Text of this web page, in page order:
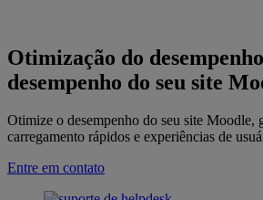
Otimização do desempenho
desempenho do seu site
Otimize o desempenho do seu site Moodle,
carregamento rápidos e experiências de
Entre em contato